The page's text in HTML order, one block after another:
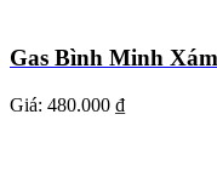
Gas Bình Minh
Giá: 480.000 ₫